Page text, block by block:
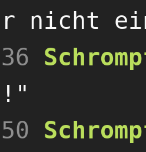
nicht